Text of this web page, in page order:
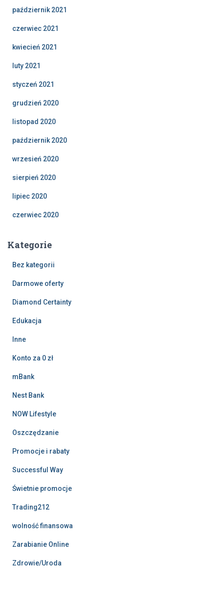
październik 2021
czerwiec 2021
kwiecień 2021
luty 2021
styczeń 2021
grudzień 2020
listopad 2020
październik 2020
wrzesień 2020
sierpień 2020
lipiec 2020
czerwiec 2020
Kategorie
Bez kategorii
Darmowe oferty
Diamond Certainty
Edukacja
Inne
Konto za 0 zł
mBank
Nest Bank
NOW Lifestyle
Oszczędzanie
Promocje i rabaty
Successful Way
Świetnie promocje
Trading212
wolność finansowa
Zarabianie Online
Zdrowie/Uroda